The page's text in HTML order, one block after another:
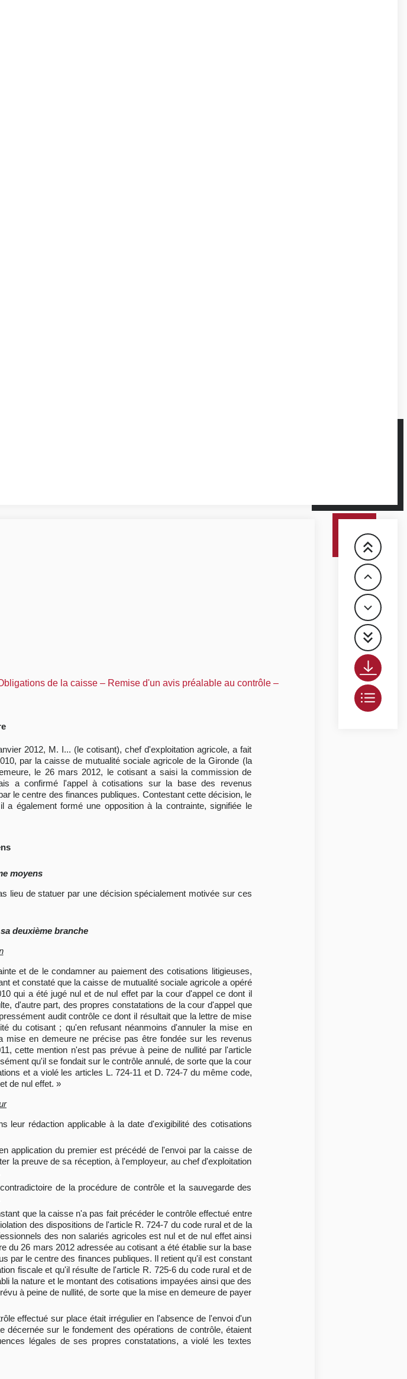
de la caisse – Remise d'un avis préalable au contrôle –
2012, M. I... (le cotisant), chef d'exploitation agricole, a fait
par la caisse de mutualité sociale agricole de la Gironde (la
le 26 mars 2012, le cotisant a saisi la commission de
a confirmé l'appel à cotisations sur la base des revenus
le centre des finances publiques. Contestant cette décision, le
également formé une opposition à la contrainte, signifiée le
moyens
lieu de statuer par une décision spécialement motivée sur ces
deuxième branche
et de le condamner au paiement des cotisations litigieuses,
et constaté que la caisse de mutualité sociale agricole a opéré
qui a été jugé nul et de nul effet par la cour d'appel ce dont il
d'autre part, des propres constatations de la cour d'appel que
audit contrôle ce dont il résultait que la lettre de mise
du cotisant ; qu'en refusant néanmoins d'annuler la mise en
en demeure ne précise pas être fondée sur les revenus
cette mention n'est pas prévue à peine de nullité par l'article
qu'il se fondait sur le contrôle annulé, de sorte que la cour
et a violé les articles L. 724-11 et D. 724-7 du même code,
de nul effet. »
leur rédaction applicable à la date d'exigibilité des cotisations
application du premier est précédé de l'envoi par la caisse de
la preuve de sa réception, à l'employeur, au chef d'exploitation
de la procédure de contrôle et la sauvegarde des
que la caisse n'a pas fait précéder le contrôle effectué entre
des dispositions de l'article R. 724-7 du code rural et de la
des non salariés agricoles est nul et de nul effet ainsi
du 26 mars 2012 adressée au cotisant a été établie sur la base
par le centre des finances publiques. Il retient qu'il est constant
fiscale et qu'il résulte de l'article R. 725-6 du code rural et de
la nature et le montant des cotisations impayées ainsi que des
à peine de nullité, de sorte que la mise en demeure de payer
effectué sur place était irrégulier en l'absence de l'envoi d'un
sur le fondement des opérations de contrôle, étaient
légales de ses propres constatations, a violé les textes